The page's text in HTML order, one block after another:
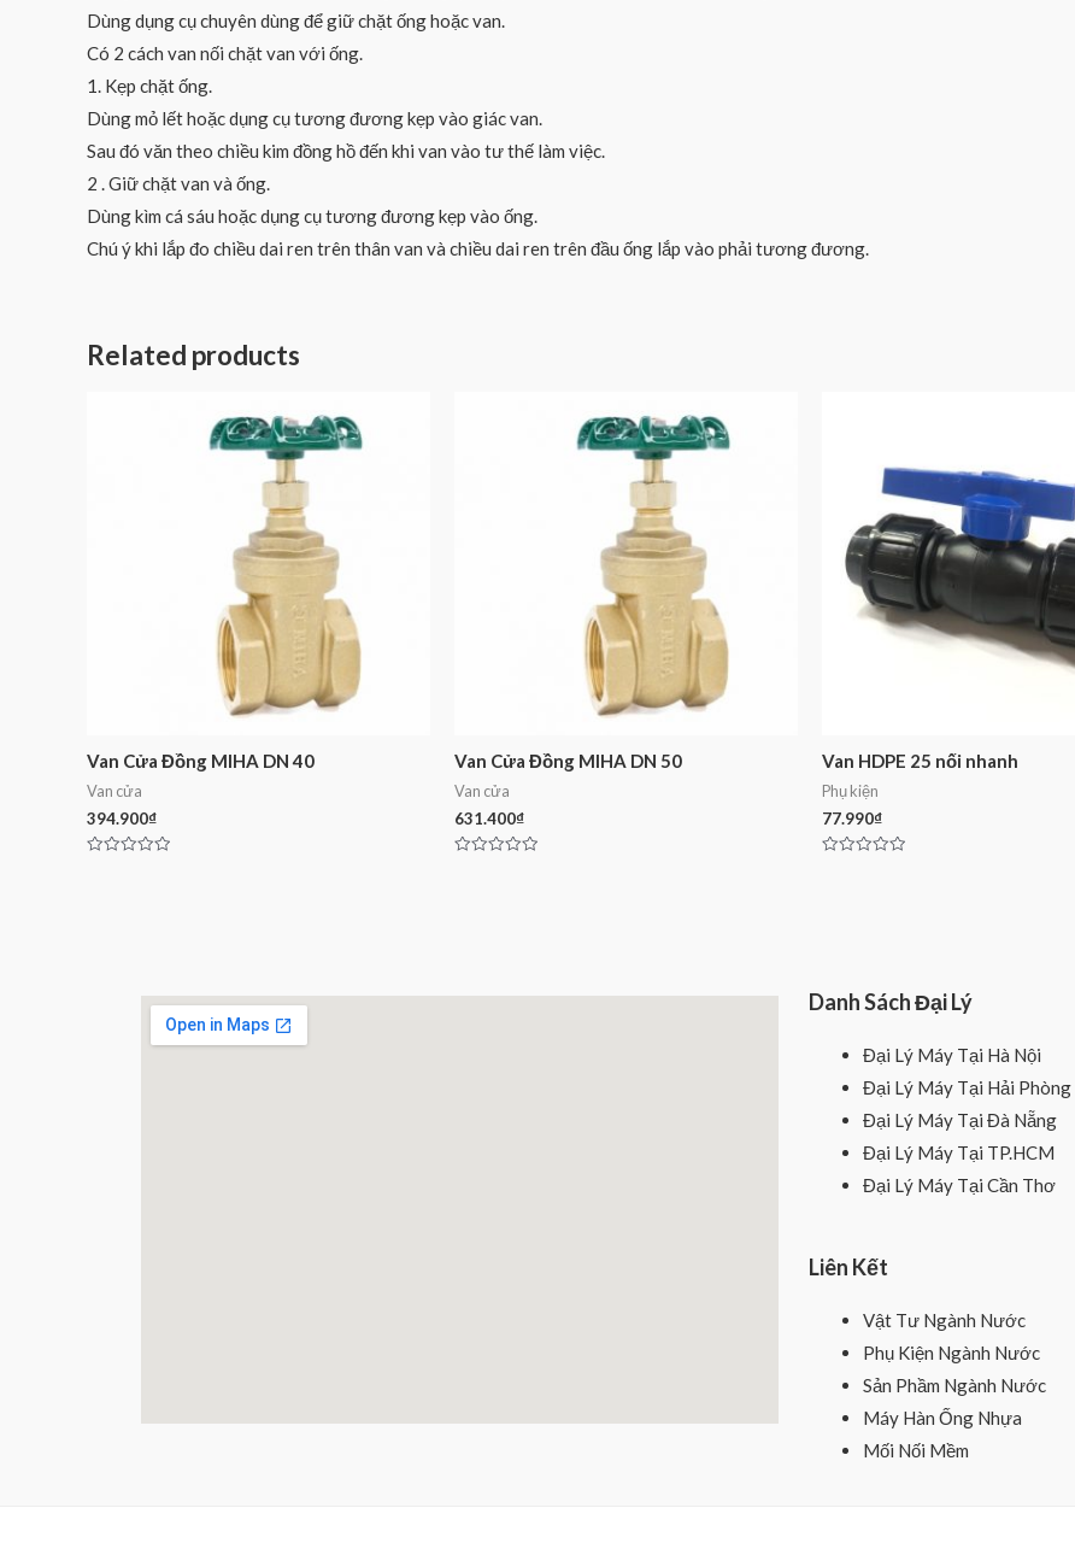
Dùng dụng cụ chuyên dùng để giữ chặt ống hoặc van.
Có 2 cách van nối chặt van với ống.
1. Kẹp chặt ống.
Dùng mỏ lết hoặc dụng cụ tương đương kẹp vào giác van.
Sau đó văn theo chiều kim đồng hồ đến khi van vào tư thế làm việc.
2 . Giữ chặt van và ống.
Dùng kìm cá sáu hoặc dụng cụ tương đương kẹp vào ống.
Chú ý khi lắp đo chiều dai ren trên thân van và chiều dai ren trên đầu ống lắp vào phải tương đương.
Related products
Van Cửa Đồng MIHA DN 40
Van cửa
394.900₫
Van Cửa Đồng MIHA DN 50
Van cửa
631.400₫
Van HDPE 25 nối nhanh
Phụ kiện
77.990₫
Danh Sách Đại Lý
Đại Lý Máy Tại Hà Nội
Đại Lý Máy Tại Hải Phòng
Đại Lý Máy Tại Đà Nẵng
Đại Lý Máy Tại TP.HCM
Đại Lý Máy Tại Cần Thơ
Liên Kết
Vật Tư Ngành Nước
Phụ Kiện Ngành Nước
Sản Phầm Ngành Nước
Máy Hàn Ống Nhựa
Mối Nối Mềm